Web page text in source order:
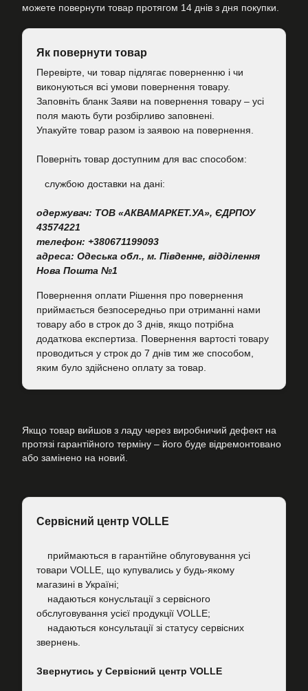
можете повернути товар протягом 14 днів з дня покупки.
Як повернути товар
Перевірте, чи товар підлягає поверненню і чи
виконуються всі умови повернення товару.
Заповніть бланк Заяви на повернення товару – усі
поля мають бути розбірливо заповнені.
Упакуйте товар разом із заявою на повернення.
Поверніть товар доступним для вас способом:
cлужбою доставки на дані:
одержувач: ТОВ «АКВАМАРКЕТ.УА», ЄДРПОУ
43574221
телефон: +380671199093
адреса: Одеська обл., м. Південне, відділення
Нова Пошта №1
Повернення оплати Рішення про повернення
приймається безпосередньо при отриманні нами
товару або в строк до 3 днів, якщо потрібна
додаткова експертиза. Повернення вартості товару
проводиться у строк до 7 днів тим же способом,
яким було здійснено оплату за товар.
Якщо товар вийшов з ладу через виробничий дефект на
протязі гарантійного терміну – його буде відремонтовано
або замінено на новий.
Сервісний центр VOLLE
приймаються в гарантійне облуговування усі
товари VOLLE, що купувались у будь-якому
магазині в Україні;
надаються конусльтації з сервісного
обслуговування усієї продукції VOLLE;
надаються консультації зі статусу сервісних
звернень.
Звернутись у Сервісний центр VOLLE